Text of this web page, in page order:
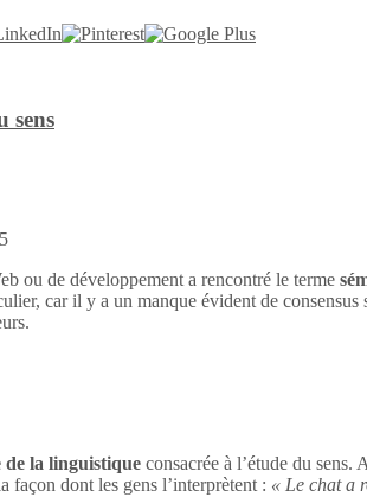
sens
ou de développement a rencontré le terme
car il y a un manque évident de
de la linguistique consacrée à l’étude du
façon dont les gens l’interprètent : « Le chat a